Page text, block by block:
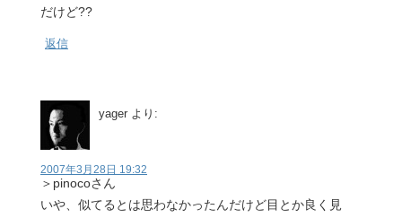
だけど??
返信
yager より:
2007年3月28日 19:32
＞pinocoさん
いや、似てるとは思わなかったんだけど目とか良く見